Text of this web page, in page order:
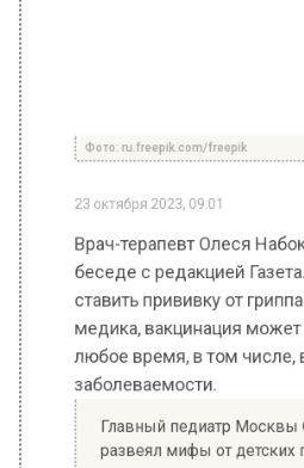
Врач-терапевт Олеся
беседе с редакцией
медика, вакцинация
любое время, в том числе,
заболеваемости.
Главный педиатр Москвы
развеял мифы от детских
Терапевт отметила, что